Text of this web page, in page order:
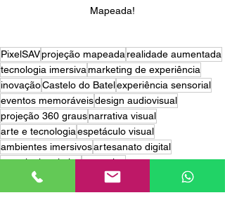
Mapeada!
PixelSAVprojeção mapeada realidade aumentada
tecnologia imersivamarketing de experiência
inovaçãoCastelo do Batelexperiência sensorial
eventos memoráveisdesign audiovisual
projeção 360 grausnarrativa visual
arte e tecnologiaespetáculo visual
ambientes imersivosartesanato digital
tecnologia criativasom e luz
encantamento noturno
evento Electrolux
espetáculo de luzencantamentointeração